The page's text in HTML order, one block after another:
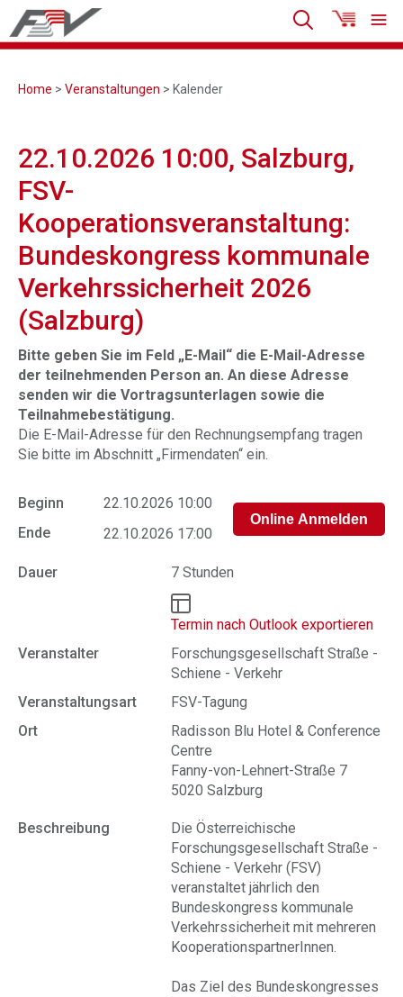
Home > Veranstaltungen > Kalender
22.10.2026 10:00, Salzburg,
FSV-
Kooperationsveranstaltung:
Bundeskongress kommunale
Verkehrssicherheit 2026
(Salzburg)
Bitte geben Sie im Feld „E-Mail“ die E-Mail-Adresse
der teilnehmenden Person an. An diese Adresse
senden wir die Vortragsunterlagen sowie die
Teilnahmebestätigung.
Die E-Mail-Adresse für den Rechnungsempfang tragen
Sie bitte im Abschnitt „Firmendaten“ ein.
Beginn
22.10.2026 10:00
Ende
22.10.2026 17:00
Dauer 7 Stunden
Termin nach Outlook exportieren
Veranstalter
Forschungsgesellschaft Straße -
Schiene - Verkehr
Veranstaltungsart
FSV-Tagung
Ort
Radisson Blu Hotel & Conference
Centre
Fanny-von-Lehnert-Straße 7
5020 Salzburg
Beschreibung
Die Österreichische
Forschungsgesellschaft Straße -
Schiene - Verkehr (FSV)
veranstaltet jährlich den
Bundeskongress kommunale
Verkehrssicherheit mit mehreren
KooperationspartnerInnen.
Das Ziel des Bundeskongresses